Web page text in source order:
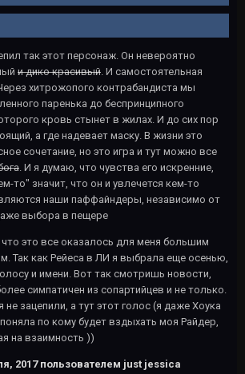
так этот персонаж. Он невероятно
и дико красивый. И самостоятельная
хитрожопого контрабандиста мы
паренька до беспринципного
кровь стынет в жилах. И до сих пор
а где надевает маску. В жизни это
сочетание, но это игра и тут можно все
. И я думаю, что чувства его искренние,
то" значит, что он и увлечется кем-то
наши паффайндеры, независимо от
выбора в пещере
это все оказалось для меня большим
Так как Рейеса в ЛИ я выбрала еще осенью,
и имени. Вот так смотришь новости,
симпатичен из сопартийцев и не только.
зацепили, а тут этот голос (я даже Хоука
по кому будет вздыхать моя Райдер,
на взаимность ))
2017пользователем just jessica